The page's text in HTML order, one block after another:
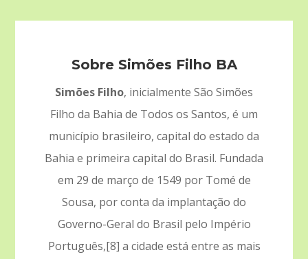
Sobre Simões Filho BA
Simões Filho, inicialmente São Simões
Filho da Bahia de Todos os Santos, é um
município brasileiro, capital do estado da
Bahia e primeira capital do Brasil. Fundada
em 29 de março de 1549 por Tomé de
Sousa, por conta da implantação do
Governo-Geral do Brasil pelo Império
Português,[8] a cidade está entre as mais